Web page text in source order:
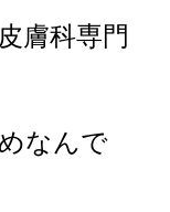
膚科専門
なんで